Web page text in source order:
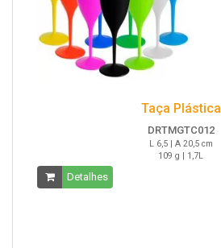
Taça Plástica
DRTMGTC012
L 6,5 | A 20,5 cm
109 g | 1,7L
Detalhes